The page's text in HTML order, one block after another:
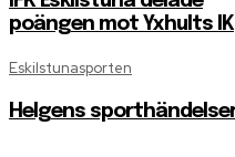
poängen mot Yxhults IK
Eskilstunasporten
Helgens